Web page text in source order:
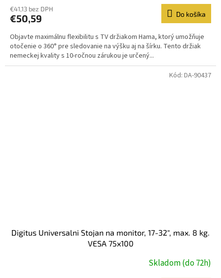
€41,13 bez DPH
€50,59 Do košíka
Objavte maximálnu flexibilitu s TV držiakom Hama, ktorý umožňuje
otočenie o 360° pre sledovanie na výšku aj na šírku. Tento držiak
nemeckej kvality s 10-ročnou zárukou je určený...
Digitus Universalni Stojan na monitor, 17-32", max. 8 kg.
VESA 75x100
Skladom (do 72h)
Kód: DA-90437